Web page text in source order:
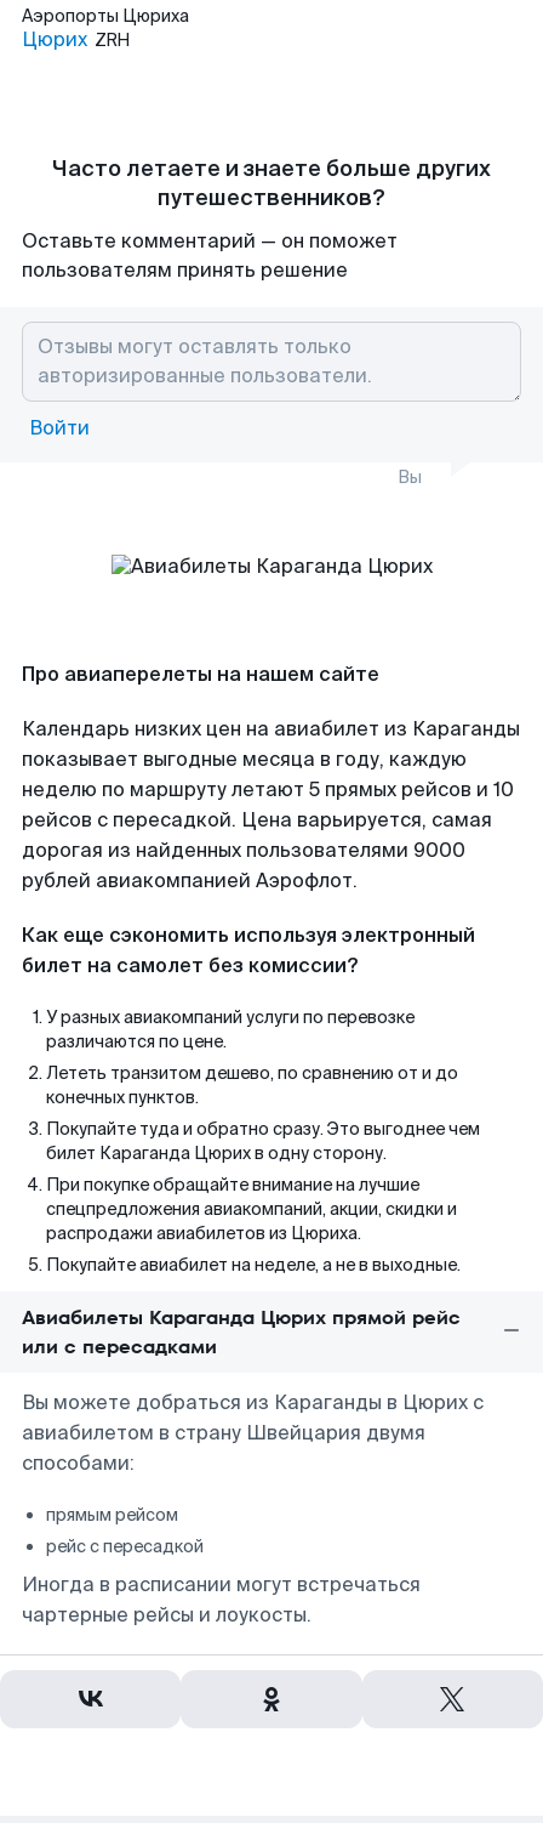
Аэропорты Цюриха
Цюрих ZRH
Часто летаете и знаете больше других
путешественников?
Оставьте комментарий — он поможет
пользователям принять решение
Войти
Вы
Про авиаперелеты на нашем сайте
Календарь низких цен на авиабилет из Караганды
показывает выгодные месяца в году, каждую
неделю по маршруту летают 5 прямых рейсов и 10
рейсов с пересадкой. Цена варьируется, самая
дорогая из найденных пользователями 9000
рублей авиакомпанией Аэрофлот.
Как еще сэкономить используя электронный
билет на самолет без комиссии?
У разных авиакомпаний услуги по перевозке
различаются по цене.
Лететь транзитом дешево, по сравнению от и до
конечных пунктов.
Покупайте туда и обратно сразу. Это выгоднее чем
билет Караганда Цюрих в одну сторону.
При покупке обращайте внимание на лучшие
спецпредложения авиакомпаний, акции, скидки и
распродажи авиабилетов из Цюриха.
Покупайте авиабилет на неделе, а не в выходные.
Авиабилеты Караганда Цюрих прямой рейс
или с пересадками
Вы можете добраться из Караганды в Цюрих с
авиабилетом в страну Швейцария двумя
способами:
прямым рейсом
рейс с пересадкой
Иногда в расписании могут встречаться
чартерные рейсы и лоукосты.